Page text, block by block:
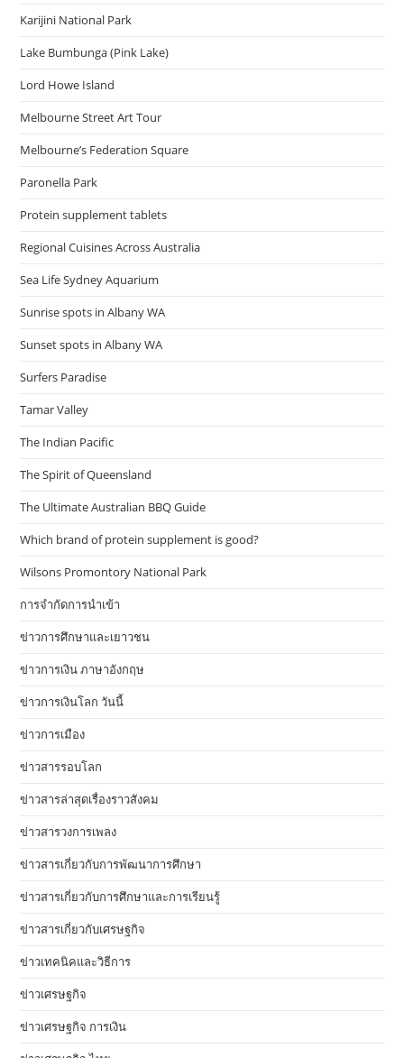
Karijini National Park
Lake Bumbunga (Pink Lake)
Lord Howe Island
Melbourne Street Art Tour
Melbourne’s Federation Square
Paronella Park
Protein supplement tablets
Regional Cuisines Across Australia
Sea Life Sydney Aquarium
Sunrise spots in Albany WA
Sunset spots in Albany WA
Surfers Paradise
Tamar Valley
The Indian Pacific
The Spirit of Queensland
The Ultimate Australian BBQ Guide
Which brand of protein supplement is good?
Wilsons Promontory National Park
การจำกัดการนำเข้า
ข่าวการศึกษาและเยาวชน
ข่าวการเงิน ภาษาอังกฤษ
ข่าวการเงินโลก วันนี้
ข่าวการเมือง
ข่าวสารรอบโลก
ข่าวสารล่าสุดเรื่องราวสังคม
ข่าวสารวงการเพลง
ข่าวสารเกี่ยวกับการพัฒนาการศึกษา
ข่าวสารเกี่ยวกับการศึกษาและการเรียนรู้
ข่าวสารเกี่ยวกับเศรษฐกิจ
ข่าวเทคนิคและวิธีการ
ข่าวเศรษฐกิจ
ข่าวเศรษฐกิจ การเงิน